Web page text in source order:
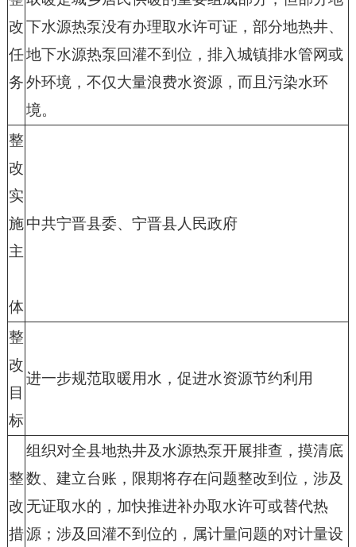
改
任
务
下水源热泵没有办理取水许可证，部分地热井、
地下水源热泵回灌不到位，排入城镇排水管网或
外环境，不仅大量浪费水资源，而且污染水环
境。
整
改
实
施
主
体
中共宁晋县委、宁晋县人民政府
整
改
目
标
进一步规范取暖用水，促进水资源节约利用
整
改
措
组织对全县地热井及水源热泵开展排查，摸清底
数、建立台账，限期将存在问题整改到位，涉及
无证取水的，加快推进补办取水许可或替代热
源；涉及回灌不到位的，属计量问题的对计量设